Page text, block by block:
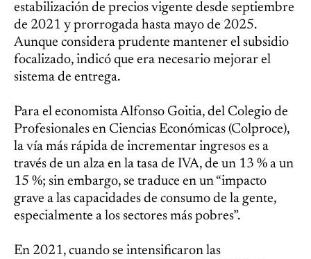
estabilización de precios vigente desde septiembre
de 2021 y prorrogada hasta mayo de 2025.
Aunque considera prudente mantener el subsidio
focalizado, indicó que era necesario mejorar el
sistema de entrega.
Para el economista Alfonso Goitia, del Colegio de
Profesionales en Ciencias Económicas (Colproce),
la vía más rápida de incrementar ingresos es a
través de un alza en la tasa de IVA, de un 13 % a un
15 %; sin embargo, se traduce en un “impacto
grave a las capacidades de consumo de la gente,
especialmente a los sectores más pobres”.
En 2021, cuando se intensificaron las